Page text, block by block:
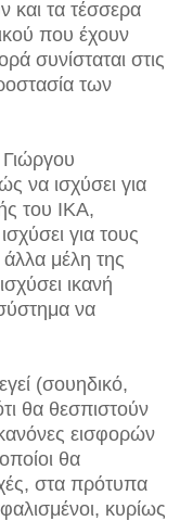
και τα τέσσερα
που έχουν
συνίσταται στις
των
να ισχύσει για
του ΙΚΑ,
για τους
μέλη της
ικανή
να
(σουηδικό,
θα θεσπιστούν
εισφορών
θα
στα πρότυπα
κυρίως